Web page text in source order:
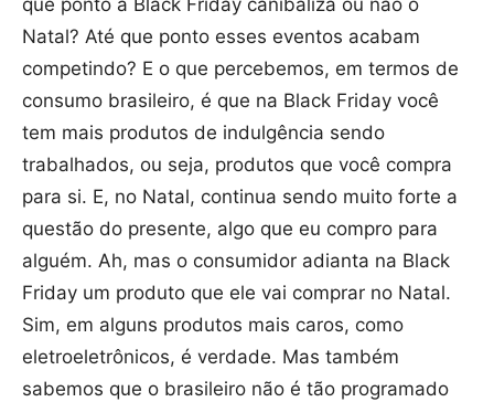
que ponto a Black Friday canibaliza ou não o
Natal? Até que ponto esses eventos acabam
competindo? E o que percebemos, em termos de
consumo brasileiro, é que na Black Friday você
tem mais produtos de indulgência sendo
trabalhados, ou seja, produtos que você compra
para si. E, no Natal, continua sendo muito forte a
questão do presente, algo que eu compro para
alguém. Ah, mas o consumidor adianta na Black
Friday um produto que ele vai comprar no Natal.
Sim, em alguns produtos mais caros, como
eletroeletrônicos, é verdade. Mas também
sabemos que o brasileiro não é tão programado